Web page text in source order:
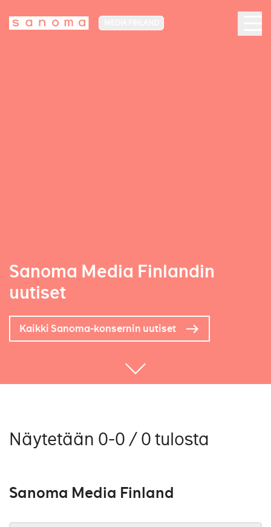
Sanoma Media Finlandin
uutiset
Kaikki Sanoma-konsernin uutiset
Näytetään 0-0 / 0 tulosta
Sanoma Media Finland